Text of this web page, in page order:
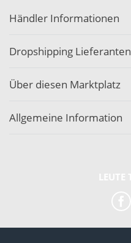
Händler Informationen
Dropshipping Lieferanten
Über diesen Marktplatz
Allgemeine Information